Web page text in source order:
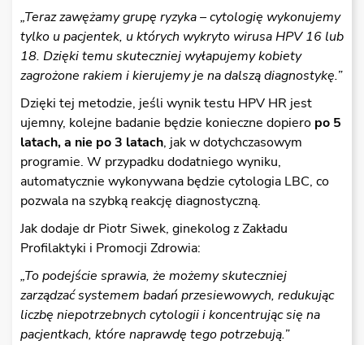
„Teraz zawężamy grupę ryzyka – cytologię wykonujemy
tylko u pacjentek, u których wykryto wirusa HPV 16 lub
18. Dzięki temu skuteczniej wyłapujemy kobiety
zagrożone rakiem i kierujemy je na dalsządiagnostykę.”
Dzięki tej metodzie, jeśli wynik testu HPV HR jest
ujemny, kolejne badanie będzie konieczne dopiero po 5
latach, a nie po 3 latach, jak w dotychczasowym
programie. W przypadku dodatniego wyniku,
automatycznie wykonywana będzie cytologia LBC, co
pozwala na szybką reakcję diagnostyczną.
Jak dodaje dr Piotr Siwek, ginekolog z Zakładu
Profilaktyki i Promocji Zdrowia:
„To podejście sprawia, że możemy skuteczniej
zarządzaćsystemem badańprzesiewowych, redukując
liczbę niepotrzebnych cytologii i koncentrując się na
pacjentkach, które naprawdę tego potrzebują.”